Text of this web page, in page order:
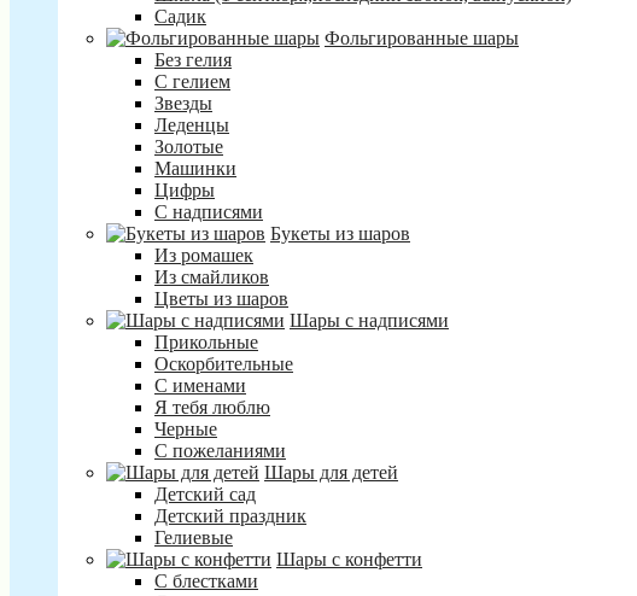
Садик
Фольгированные шары
Без гелия
С гелием
Звезды
Леденцы
Золотые
Машинки
Цифры
С надписями
Букеты из шаров
Из ромашек
Из смайликов
Цветы из шаров
Шары с надписями
Прикольные
Оскорбительные
С именами
Я тебя люблю
Черные
С пожеланиями
Шары для детей
Детский сад
Детский праздник
Гелиевые
Шары с конфетти
С блестками